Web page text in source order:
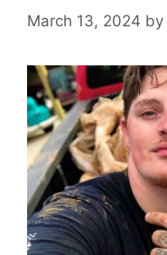
March 13, 2024 by